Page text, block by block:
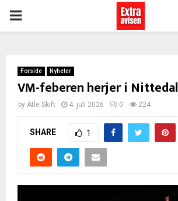
PRIMARY
Forside Nyheter
VM-feberen herjer i Nittedal
by Atle Skift 4. juli 2026 0 224
SHARE 1